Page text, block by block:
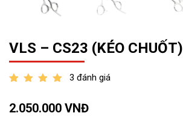
VLS – CS23 (KÉO CHUỐT)
3 đánh giá
2.050.000 VNĐ